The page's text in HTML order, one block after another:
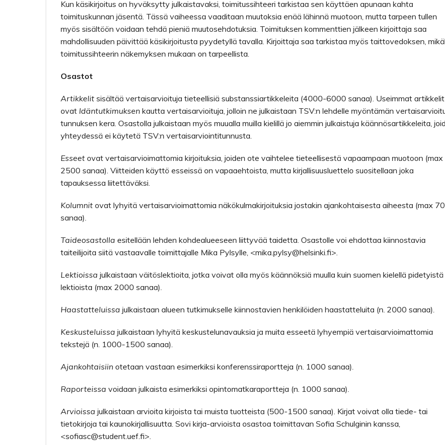
Kun käsikirjoitus on hyväksytty julkaistavaksi, toimitussihteeri tarkistaa sen käyttäen apunaan kahta
toimituskunnan jäsentä. Tässä vaiheessa vaaditaan muutoksia enää lähinnä muotoon, mutta tarpeen tullen
myös sisältöön voidaan tehdä pieniä muutosehdotuksia. Toimituksen kommenttien jälkeen kirjoittaja saa
mahdollisuuden päivittää käsikirjoitusta pyydetyllä tavalla. Kirjoittaja saa tarkistaa myös taittovedoksen,
toimitussihteerin näkemyksen mukaan on tarpeellista.
Osastot
Artikkelit sisältää vertaisarvioituja tieteellisiä substanssiartikkeleita (4000-6000 sanaa). Useimmat artikkelit
ovat Idäntutkimuksen kautta vertaisarvioituja, jolloin ne julkaistaan TSV:n lehdelle myöntämän
tunnuksen kera. Osastolla julkaistaan myös muualla muilla kielillä jo aiemmin julkaistuja käännösartikkeleita,
yhteydessä ei käytetä TSV:n vertaisarviointitunnusta.
Esseet ovat vertaisarvioimattomia kirjoituksia, joiden ote vaihtelee tieteellisestä vapaampaan muotoon (max
2500 sanaa). Viitteiden käyttö esseissä on vapaaehtoista, mutta kirjallisuusluettelo suositellaan joka
tapauksessa liitettäväksi.
Kolumnit ovat lyhyitä vertaisarvioimattomia näkökulmakirjoituksia jostakin ajankohtaisesta aiheesta (max
sanaa).
Taideosastolla esitellään lehden kohdealueeseen liittyvää taidetta. Osastolle voi ehdottaa kiinnostavia
taiteilijoita siitä vastaavalle toimittajalle Mika Pylsylle, <mika.pylsy@helsinki.fi>.
Lektioissa julkaistaan väitöslektioita, jotka voivat olla myös käännöksiä muulla kuin suomen kielellä pidetyistä
lektioista (max 2000 sanaa).
Haastatteluissa julkaistaan alueen tutkimukselle kiinnostavien henkilöiden haastatteluita (n. 2000 sanaa).
Keskusteluissa julkaistaan lyhyitä keskustelunavauksia ja muita esseetä lyhyempiä vertaisarvioimattomia
tekstejä (n. 1000-1500 sanaa).
Ajankohtaisiin otetaan vastaan esimerkiksi konferenssiraportteja (n. 1000 sanaa).
Raporteissa voidaan julkaista esimerkiksi opintomatkaraportteja (n. 1000 sanaa).
Arvioissa julkaistaan arvioita kirjoista tai muista tuotteista (500-1500 sanaa). Kirjat voivat olla tiede- tai
tietokirjoja tai kaunokirjallisuutta. Sovi kirja-arvioista osastoa toimittavan Sofia Schulginin kanssa,
<sofiasc@student.uef.fi>.